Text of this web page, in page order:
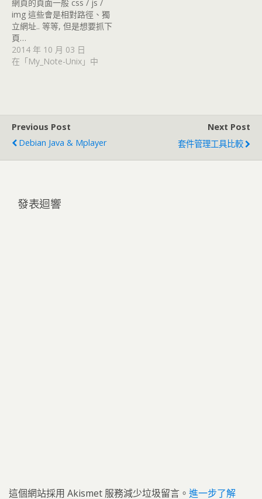
網頁的頁面一般 css / js /
img 這些會是相對路徑、獨
立網址.. 等等, 但是想要抓下
頁…
2014 年 10 月 03 日
在「My_Note-Unix」中
Previous Post
Debian Java & Mplayer
Next Post
套件管理工具比較
發表迴響
這個網站採用 Akismet 服務減少垃圾留言。 進一步了解